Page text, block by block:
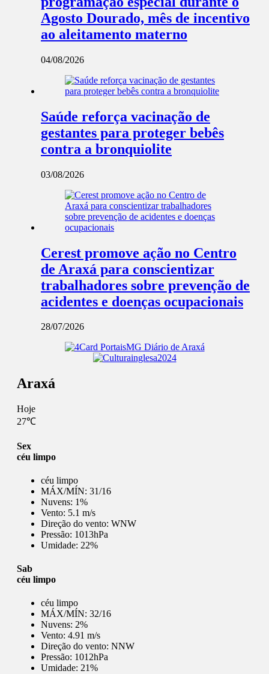
Agosto Dourado, mês de incentivo
ao aleitamento materno
04/08/2026
Saúde reforça vacinação de
gestantes para proteger bebês
contra a bronquiolite
03/08/2026
Cerest promove ação no Centro
de Araxá para conscientizar
trabalhadores sobre prevenção de
acidentes e doenças ocupacionais
28/07/2026
Araxá
Hoje
27℃
Sex
céu limpo
céu limpo
MÁX/MÍN: 31/16
Nuvens: 1%
Vento: 5.1 m/s
Direção do vento: WNW
Pressão: 1013hPa
Umidade: 22%
Sab
céu limpo
céu limpo
MÁX/MÍN: 32/16
Nuvens: 2%
Vento: 4.91 m/s
Direção do vento: NNW
Pressão: 1012hPa
Umidade: 21%